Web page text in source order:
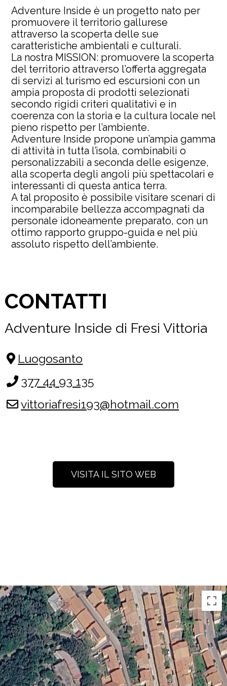
Adventure Inside è un progetto nato per
promuovere il territorio gallurese
attraverso la scoperta delle sue
caratteristiche ambientali e culturali.
La nostra MISSION: promuovere la scoperta
del territorio attraverso l’offerta aggregata
di servizi al turismo ed escursioni con un
ampia proposta di prodotti selezionati
secondo rigidi criteri qualitativi e in
coerenza con la storia e la cultura locale nel
pieno rispetto per l’ambiente.
Adventure Inside propone un’ampia gamma
di attività in tutta l’isola, combinabili o
personalizzabili a seconda delle esigenze,
alla scoperta degli angoli più spettacolari e
interessanti di questa antica terra.
A tal proposito è possibile visitare scenari di
incomparabile bellezza accompagnati da
personale idoneamente preparato, con un
ottimo rapporto gruppo-guida e nel più
assoluto rispetto dell’ambiente.
CONTATTI
Adventure Inside di Fresi Vittoria
Luogosanto
377 44 93 135
vittoriafresi193@hotmail.com
VISITA IL SITO WEB